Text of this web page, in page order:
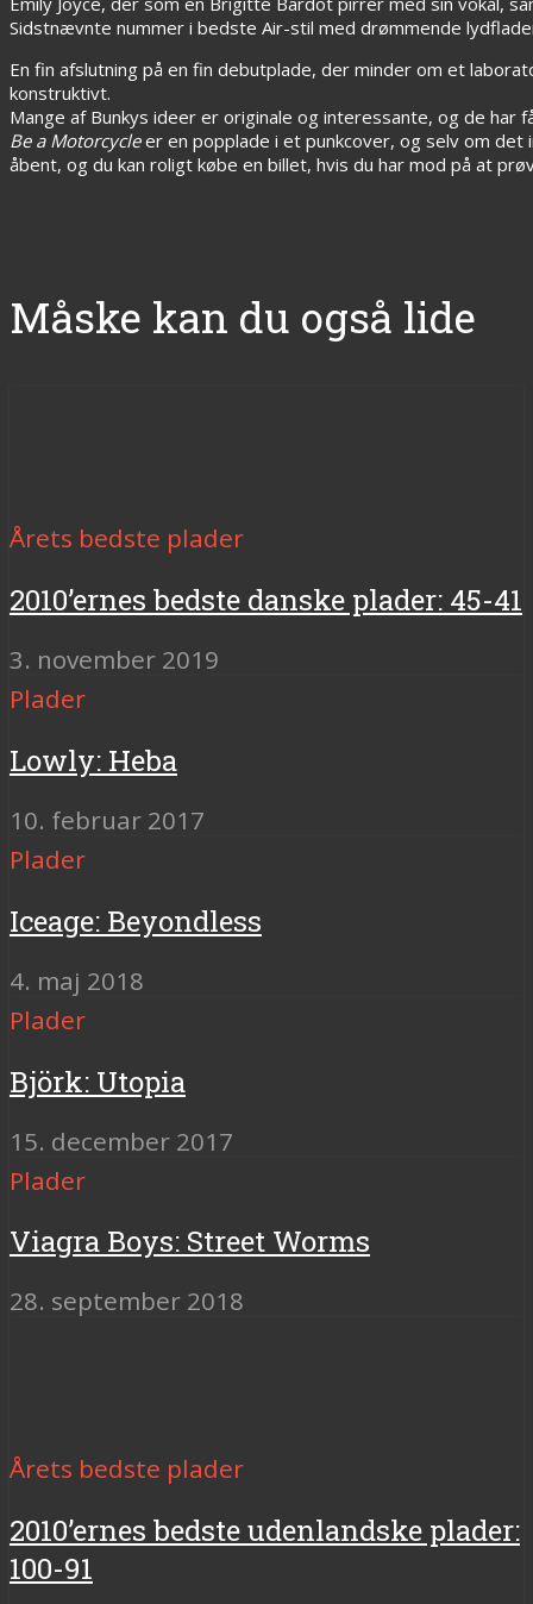
Sidstnævnte nummer i bedste Air-stil med drømmende
En fin afslutning på en fin debutplade, der minder om et
konstruktivt.
Mange af Bunkys ideer er originale og interessante, og de
Be a Motorcycleer en popplade i et punkcover, og selv om
åbent, og du kan roligt købe en billet, hvis du har mod på at
Måske kan du også lide
Årets bedste plader
2010’ernes bedste danske plader: 45-41
3. november 2019
Plader
Lowly: Heba
10. februar 2017
Plader
Iceage: Beyondless
4. maj 2018
Plader
Björk: Utopia
15. december 2017
Plader
Viagra Boys: Street Worms
28. september 2018
Årets bedste plader
2010’ernes bedste udenlandske plader:
100-91